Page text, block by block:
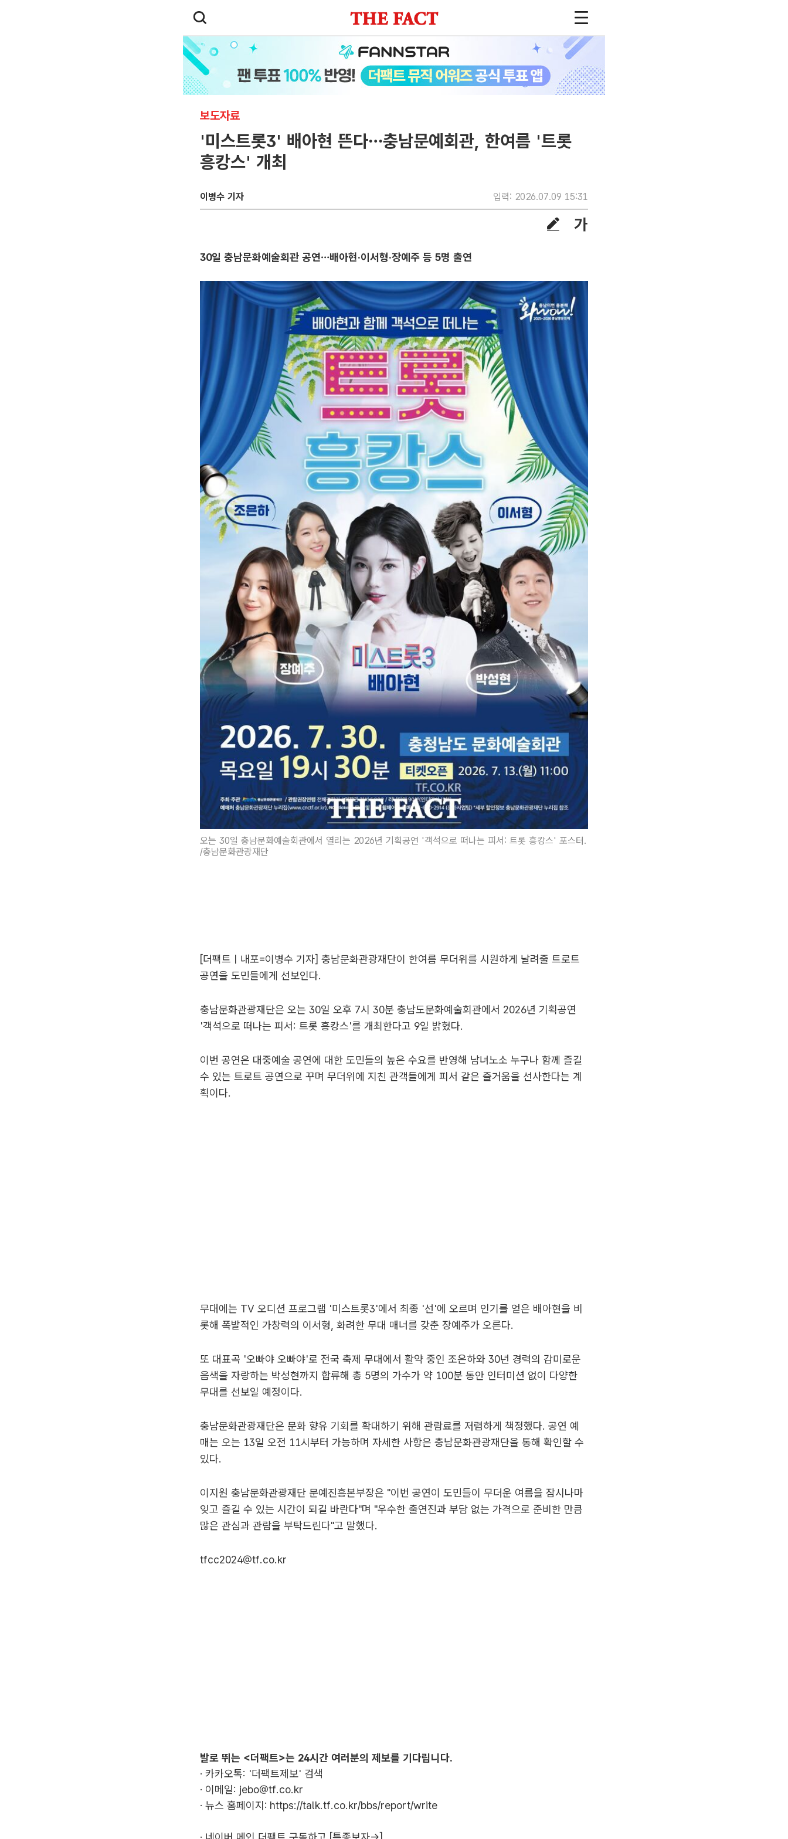
보도자료
'미스트롯3' 배아현 뜬다…충남문예회관, 한여름 '트롯
흥캉스' 개최
이병수 기자 입력: 2026.07.09 15:31
30일 충남문화예술회관 공연…배아현·이서형·장예주 등 5명 출연
오는 30일 충남문화예술회관에서 열리는 2026년 기획공연 '객석으로 떠나는 피서: 트롯 흥캉스' 포스터.
/충남문화관광재단
[더팩트ㅣ내포=이병수 기자] 충남문화관광재단이 한여름 무더위를 시원하게 날려줄 트로트
공연을 도민들에게 선보인다.
충남문화관광재단은 오는 30일 오후 7시 30분 충남도문화예술회관에서 2026년 기획공연
'객석으로 떠나는 피서: 트롯 흥캉스'를 개최한다고 9일 밝혔다.
이번 공연은 대중예술 공연에 대한 도민들의 높은 수요를 반영해 남녀노소 누구나 함께 즐길
수 있는 트로트 공연으로 꾸며 무더위에 지친 관객들에게 피서 같은 즐거움을 선사한다는 계
획이다.
무대에는 TV 오디션 프로그램 '미스트롯3'에서 최종 '선'에 오르며 인기를 얻은 배아현을 비
롯해 폭발적인 가창력의 이서형, 화려한 무대 매너를 갖춘 장예주가 오른다.
또 대표곡 '오빠야 오빠야'로 전국 축제 무대에서 활약 중인 조은하와 30년 경력의 감미로운
음색을 자랑하는 박성현까지 합류해 총 5명의 가수가 약 100분 동안 인터미션 없이 다양한
무대를 선보일 예정이다.
충남문화관광재단은 문화 향유 기회를 확대하기 위해 관람료를 저렴하게 책정했다. 공연 예
매는 오는 13일 오전 11시부터 가능하며 자세한 사항은 충남문화관광재단을 통해 확인할 수
있다.
이지원 충남문화관광재단 문예진흥본부장은 "이번 공연이 도민들이 무더운 여름을 잠시나마
잊고 즐길 수 있는 시간이 되길 바란다"며 "우수한 출연진과 부담 없는 가격으로 준비한 만큼
많은 관심과 관람을 부탁드린다"고 말했다.
tfcc2024@tf.co.kr
발로 뛰는 <더팩트>는 24시간 여러분의 제보를 기다립니다.
· 카카오톡: '더팩트제보' 검색
· 이메일: jebo@tf.co.kr
· 뉴스 홈페이지: https://talk.tf.co.kr/bbs/report/write